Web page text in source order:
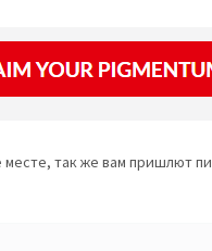
так же вам пришлют